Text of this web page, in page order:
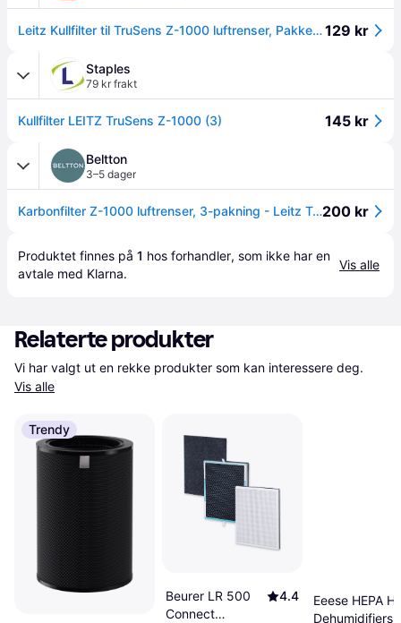
Leitz Kullfilter til TruSens Z-1000 luftrenser, Pakke med 3 stk.129 kr
Staples
79 kr frakt
Kullfilter LEITZ TruSens Z-1000 (3) 145 kr
Beltton
3–5 dager
Karbonfilter Z-1000 luftrenser, 3-pakning - Leitz TruSens200 kr
Produktet finnes på 1 hos forhandler, som ikke har en
avtale med Klarna.
Vis alle
Relaterte produkter
Vis alle
Trendy
Beurer LR 500
Connect
4.4
Eeese HEPA
Dehumidifiers